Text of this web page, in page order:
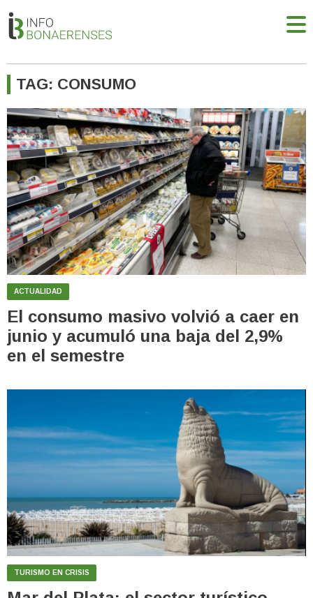
TAG: CONSUMO
ACTUALIDAD
El consumo masivo volvió a caer en
junio y acumuló una baja del 2,9%
en el semestre
TURISMO EN CRISIS